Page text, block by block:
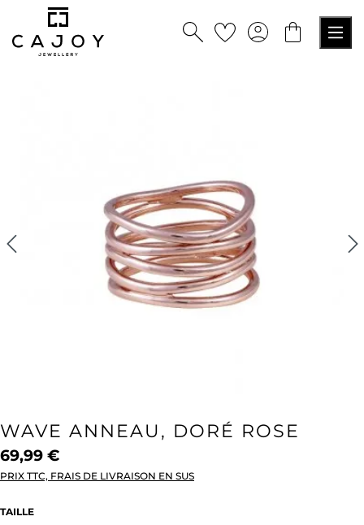
principal
WAVE ANNEAU, DORÉ ROSE
69,99 €
PRIX TTC, FRAIS DE LIVRAISON EN SUS
SÉLECTIONNEZ
TAILLE